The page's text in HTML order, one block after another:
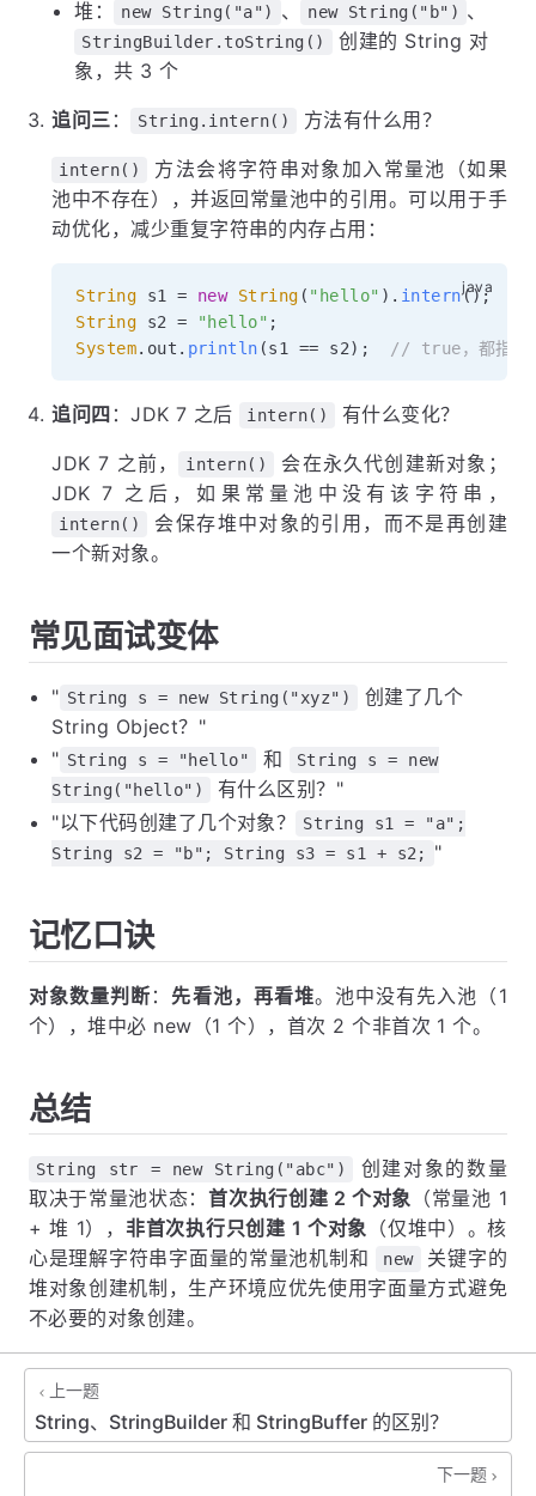
堆：
new String("a") 、 new String("b") 、
StringBuilder.toString()
创建的 String 对
象，共 3 个
追问三 ： String.intern() 方法有什么用？
intern()
方法会将字符串对象加入常量池（如果
池中不存在），并返回常量池中的引用。可以用于手
动优化，减少重复字符串的内存占用：
String s1 = new String ( "hello" ) . intern();
String s2 = "hello" ;
System. out . println (s1 == s2) ; // true，都指向
追问四 ：JDK 7 之后 intern() 有什么变化？
JDK 7 之前， intern()
会在永久代创建新对象；
JDK 7 之后，如果常量池中没有该字符串，
intern()
会保存堆中对象的引用，而不是再创建
一个新对象。
常见面试变体
" String s = new String("xyz")
创建了几个
String Object？"
" String s = "hello" 和
String s = new
String("hello")
有什么区别？"
"以下代码创建了几个对象？
String s1 = "a";
String s2 = "b"; String s3 = s1 + s2;
"
记忆口诀
对象数量判断 ： 先看池，再看堆。池中没有先入池（1
个），堆中必 new（1 个），首次 2 个非首次 1 个。
总结
String str = new String("abc")
创建对象的数量
取决于常量池状态：首次执行创建 2 个对象 （常量池 1
+ 堆 1）， 非首次执行只创建 1 个对象 （仅堆中）。核
心是理解字符串字面量的常量池机制和
new
关键字的
堆对象创建机制，生产环境应优先使用字面量方式避免
不必要的对象创建。
上一题
String、StringBuilder 和 StringBuffer 的区别？
下一题